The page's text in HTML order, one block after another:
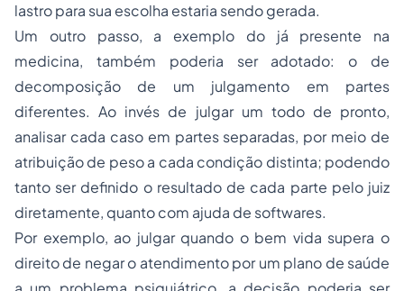
lastro para sua escolha estaria sendo gerada.
Um outro passo, a exemplo do já presente na
medicina, também poderia ser adotado: o de
decomposição de um julgamento em partes
diferentes. Ao invés de julgar um todo de pronto,
analisar cada caso em partes separadas, por meio de
atribuição de peso a cada condição distinta; podendo
tanto ser definido o resultado de cada parte pelo juiz
diretamente, quanto com ajuda de softwares.
Por exemplo, ao julgar quando o bem vida supera o
direito de negar o atendimento por um plano de saúde